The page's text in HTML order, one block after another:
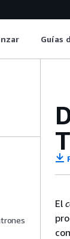
Guías
El